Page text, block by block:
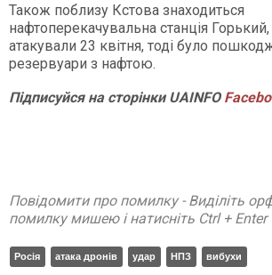
Також поблизу Кстова знаходиться
нафтоперекачувальна станція
атакували 23 квітня, тоді було
резервуари з нафтою.
ПідписуйсянасторінкиUAINFO
Повідомити про помилку - Виділіть
помилку мишею і натисніть Ctrl + Enter
Росія атака дронів удар НПЗ вибухи